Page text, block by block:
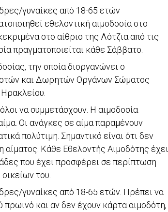
γυναίκες από 18-65 ετών
εθελοντική αιμοδοσία στο
στο αίθριο της Λότζια από τις
πραγματοποιείται κάθε Σάββατο.
την οποία διοργανώνει ο
και Δωρητών Οργάνων Σώματος
να συμμετάσχουν. Η αιμοδοσία
Οι ανάγκες σε αίμα παραμένουν
πολύτιμη. Σημαντικό είναι ότι δεν
αίματος. Κάθε Εθελοντής Αιμοδότης έχει
που έχει προσφέρει σε περίπτωση
του.
γυναίκες από 18-65 ετών. Πρέπει να
πρωινό και αν δεν έχουν κάρτα αιμοδότη,